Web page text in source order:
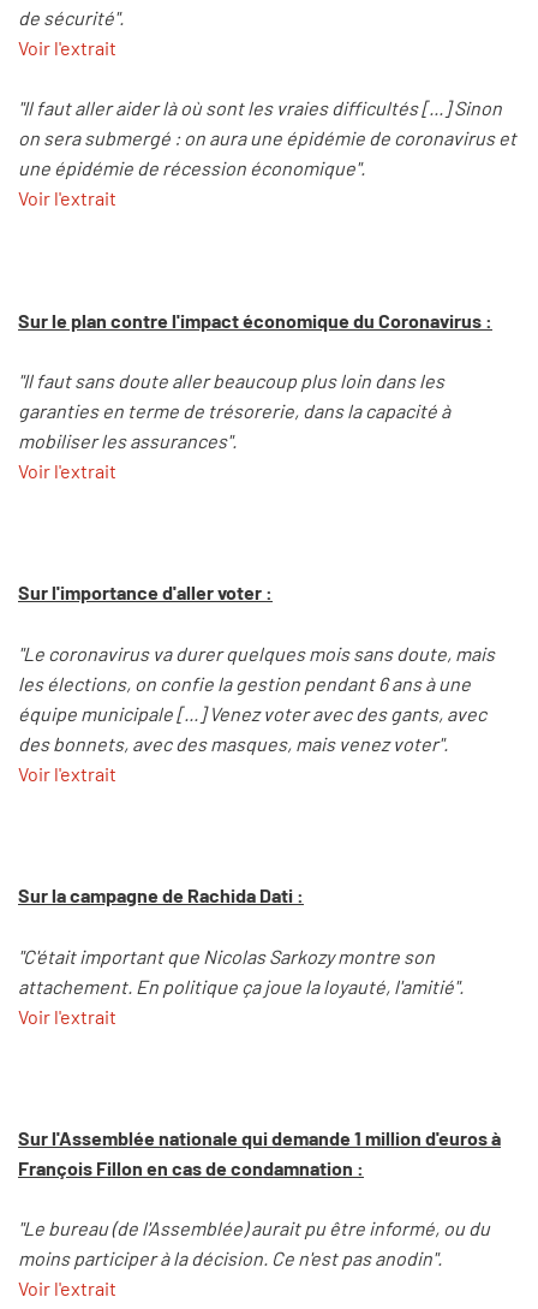
de sécurité".
Voir l'extrait
"Il faut aller aider là où sont les vraies difficultés [...] Sinon
on sera submergé : on aura une épidémie de coronavirus et
une épidémie de récession économique".
Voir l'extrait
Sur le plan contre l'impact économique du Coronavirus :
"Il faut sans doute aller beaucoup plus loin dans les
garanties en terme de trésorerie, dans la capacité à
mobiliser les assurances".
Voir l'extrait
Sur l'importance d'aller voter :
"Le coronavirus va durer quelques mois sans doute, mais
les élections, on confie la gestion pendant 6 ans à une
équipe municipale [...] Venez voter avec des gants, avec
des bonnets, avec des masques, mais venez voter".
Voir l'extrait
Sur la campagne de Rachida Dati :
"C'était important que Nicolas Sarkozy montre son
attachement. En politique ça joue la loyauté, l'amitié".
Voir l'extrait
Sur l'Assemblée nationale qui demande 1 million d'euros à
François Fillon en cas de condamnation :
"Le bureau (de l'Assemblée) aurait pu être informé, ou du
moins participer à la décision. Ce n'est pas anodin".
Voir l'extrait